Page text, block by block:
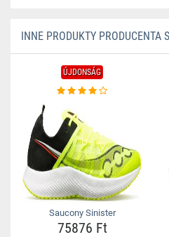
INNE PRODUKTY PRODUCENTA
ÚJDONSÁG
Saucony Sinister
75876 Ft